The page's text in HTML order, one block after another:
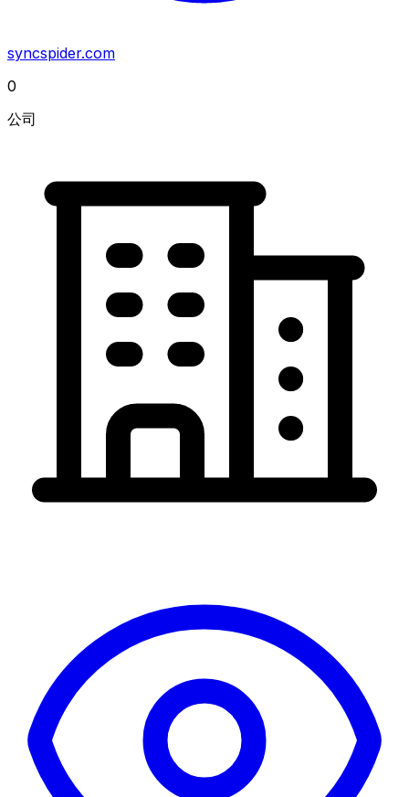
syncspider.com
0
公司